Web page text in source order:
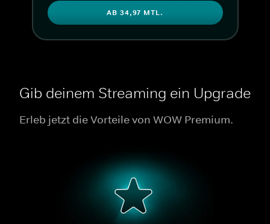
AB 34,97 MTL.
Gib deinem Streaming ein Upgrade
Erleb jetzt die Vorteile von WOW Premium.